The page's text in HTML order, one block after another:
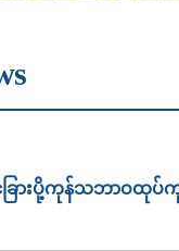
ငံခြားပို့ကုန်သဘာဝထု